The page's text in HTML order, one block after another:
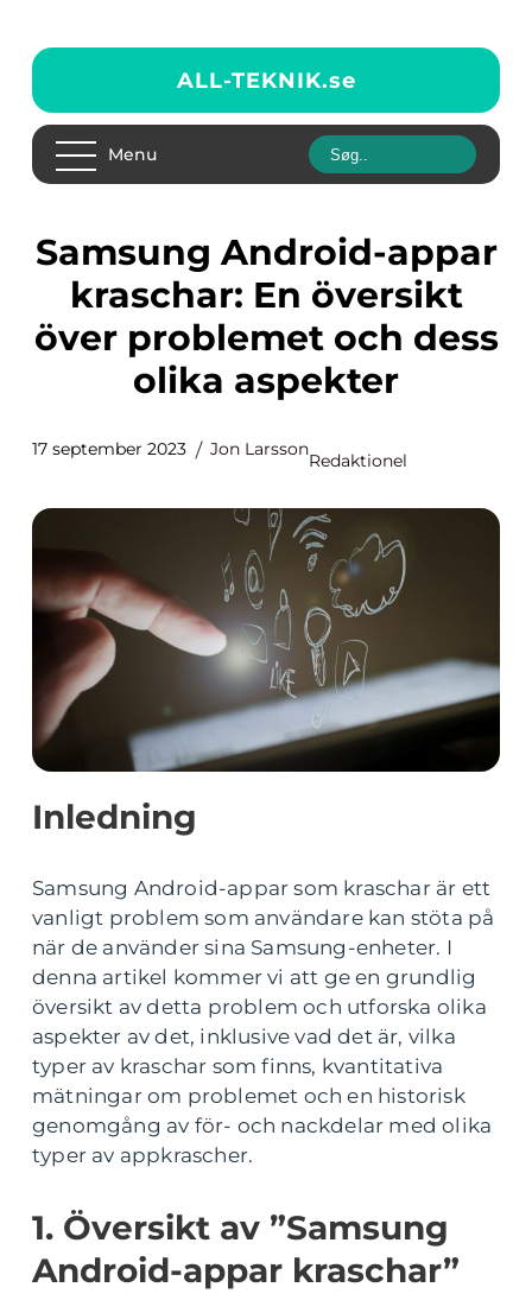
ALL-TEKNIK.se
Menu
Samsung Android-appar
kraschar: En översikt
över problemet och dess
olika aspekter
17 september 2023 Jon Larsson
Redaktionel
Inledning
Samsung Android-appar som kraschar är ett
vanligt problem som användare kan stöta på
när de använder sina Samsung-enheter. I
denna artikel kommer vi att ge en grundlig
översikt av detta problem och utforska olika
aspekter av det, inklusive vad det är, vilka
typer av kraschar som finns, kvantitativa
mätningar om problemet och en historisk
genomgång av för- och nackdelar med olika
typer av appkrascher.
1. Översikt av ”Samsung
Android-appar kraschar”